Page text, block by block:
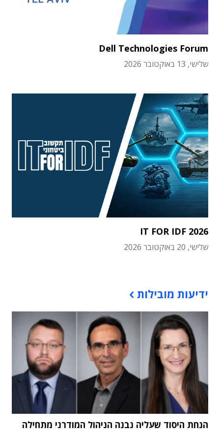
Dell Technologies Forum
שלישי, 13 באוקטובר 2026
IT FOR IDF 2026
שלישי, 20 באוקטובר 2026
ידיעות מובילות
הנחת היסוד שעליה נבנה הניהול המודרני מתחילה